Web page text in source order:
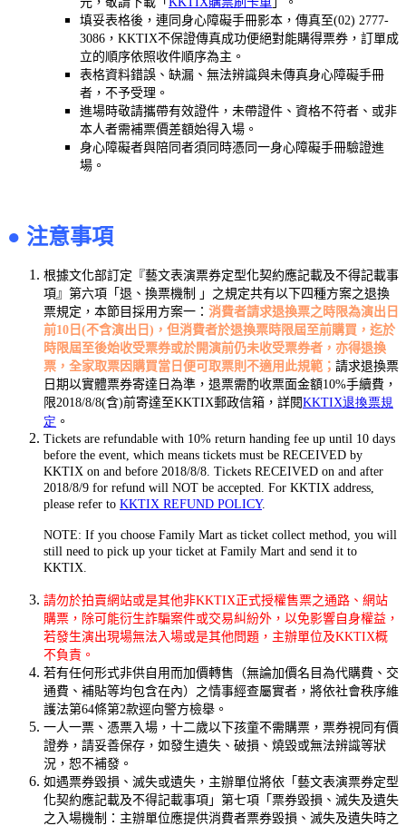
填妥表格後，連同身心障礙手冊影本，傳真至(02) 2777-
3086，KKTIX不保證傳真成功便絕對能購得票券，訂單成
立的順序依照收件順序為主。
表格資料錯誤、缺漏、無法辨識與未傳真身心障礙手冊
者，不予受理。
進場時敬請攜帶有效證件，未帶證件、資格不符者、或非
本人者需補票價差額始得入場。
身心障礙者與陪同者須同時憑同一身心障礙手冊驗證進
場。
● 注意事項
根據文化部訂定『藝文表演票券定型化契約應記載及不得記載事
項』第六項「退、換票機制 」之規定共有以下四種方案之退換
票規定，本節目採用方案一： 消費者請求退換票之時限為演出日
前10日(不含演出日)，但消費者於退換票時限屆至前購買，迄於
時限屆至後始收受票券或於開演前仍未收受票券者，亦得退換
票，全家取票因購買當日便可取票則不適用此規範； 請求退換票
日期以實體票券寄達日為準，退票需酌收票面金額10%手續費，
限2018/8/8(含)前寄達至KKTIX郵政信箱， 詳閱KKTIX退換票規
定 。
Tickets are refundable with 10% return handing fee up until 10 days
before the event, which means tickets must be RECEIVED by
KKTIX on and before 2018/8/8. Tickets RECEIVED on and after
2018/8/9 for refund will NOT be accepted. For KKTIX address,
please refer to KKTIX REFUND POLICY.
NOTE: If you choose Family Mart as ticket collect method, you will
still need to pick up your ticket at Family Mart and send it to
KKTIX.
請勿於拍賣網站或是其他非KKTIX正式授權售票之通路、網站
購票，除可能衍生詐騙案件或交易糾紛外，以免影響自身權益，
若發生演出現場無法入場或是其他問題，主辦單位及KKTIX概
不負責。
若有任何形式非供自用而加價轉售（無論加價名目為代購費、交
通費、補貼等均包含在內）之情事經查屬實者，將依社會秩序維
護法第64條第2款逕向警方檢舉。
一人一票、憑票入場，十二歲以下孩童不需購票，票券視同有價
證券，請妥善保存，如發生遺失、破損、燒毀或無法辨識等狀
況，恕不補發。
如遇票券毀損、滅失或遺失，主辦單位將依「藝文表演票券定型
化契約應記載及不得記載事項」第七項「票券毀損、滅失及遺失
之入場機制：主辦單位應提供消費者票券毀損、滅失及遺失時之